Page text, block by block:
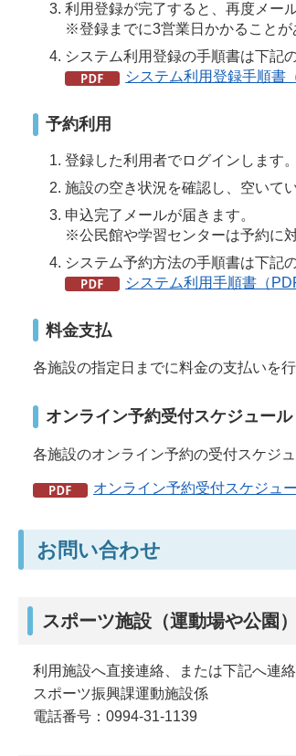
利用登録が完了すると、再度メー
※登録までに3営業日かかることが
システム利用登録の手順書は下記
システム利用登録手順書
予約利用
登録した利用者でログインします。
施設の空き状況を確認し、空いて
申込完了メールが届きます。
※公民館や学習センターは予約に
システム予約方法の手順書は下記
システム利用手順書（
料金支払
各施設の指定日までに料金の支払いを行
オンライン予約受付スケジュール
各施設のオンライン予約の受付スケジ
オンライン予約受付スケジュ
お問い合わせ
スポーツ施設（運動場や公園
利用施設へ直接連絡、または下記へ連絡
スポーツ振興課運動施設係
電話番号：0994-31-1139